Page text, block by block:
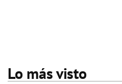
Lo más visto